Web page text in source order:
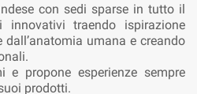
con sedi sparse in tutto il
innovativi traendo ispirazione
umana e creando
e propone esperienze sempre
prodotti.